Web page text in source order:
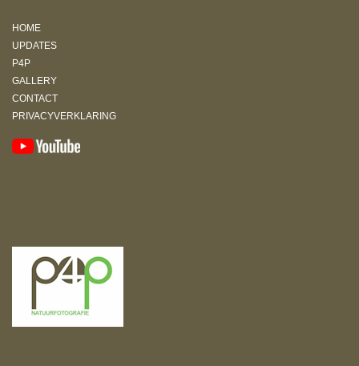
HOME
UPDATES
P4P
GALLERY
CONTACT
PRIVACYVERKLARING